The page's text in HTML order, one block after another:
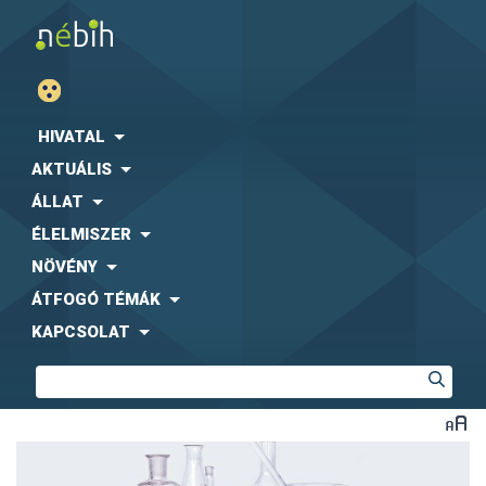
HIVATAL
AKTUÁLIS
ÁLLAT
ÉLELMISZER
NÖVÉNY
ÁTFOGÓ TÉMÁK
KAPCSOLAT